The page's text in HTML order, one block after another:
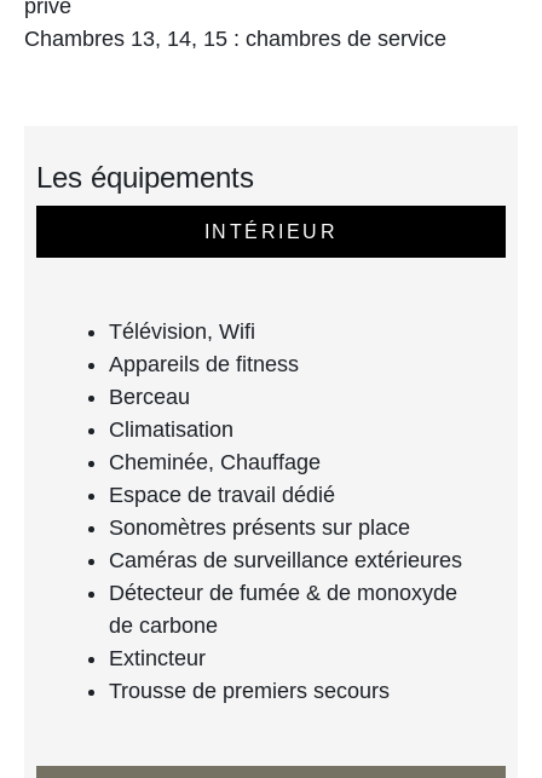
privé
Chambres 13, 14, 15 : chambres de service
Les équipements
INTÉRIEUR
Télévision, Wifi
Appareils de fitness
Berceau
Climatisation
Cheminée, Chauffage
Espace de travail dédié
Sonomètres présents sur place
Caméras de surveillance extérieures
Détecteur de fumée & de monoxyde
de carbone
Extincteur
Trousse de premiers secours